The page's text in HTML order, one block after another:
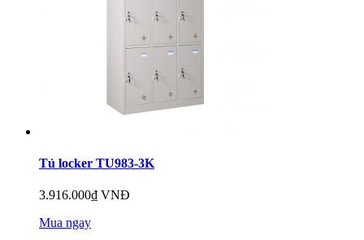
Tủ locker TU983-3K
3.916.000₫ VNĐ
Mua ngay